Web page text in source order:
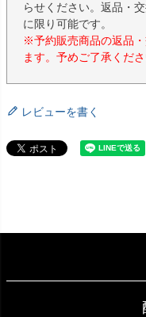
らせください。返品・
に限り可能です。
※予約販売商品の返品
ます。予めご了承くださ
レビューを書く